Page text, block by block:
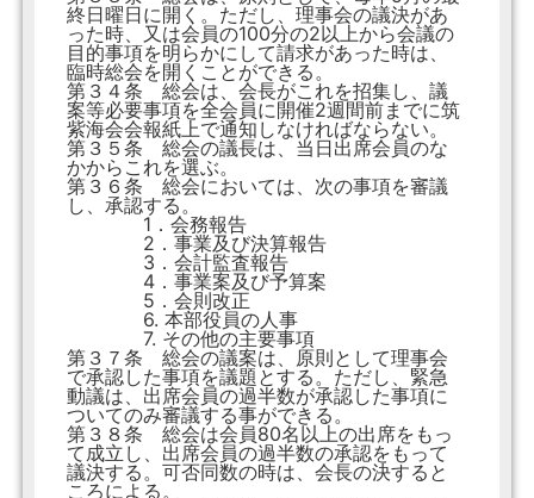
終日曜日に開く。ただし、理事会の議決があ
った時、又は会員の100分の2以上から会議の
目的事項を明らかにして請求があった時は、
臨時総会を開くことができる。
第３４条 総会は、会長がこれを招集し、議
案等必要事項を全会員に開催2週間前までに筑
紫海会会報紙上で通知しなければならない。
第３５条 総会の議長は、当日出席会員のな
かからこれを選ぶ。
第３６条 総会においては、次の事項を審議
し、承認する。
1．会務報告
2．事業及び決算報告
3．会計監査報告
4．事業案及び予算案
5．会則改正
6. 本部役員の人事
7. その他の主要事項
第３７条 総会の議案は、原則として理事会
で承認した事項を議題とする。ただし、緊急
動議は、出席会員の過半数が承認した事項に
ついてのみ審議する事ができる。
第３８条 総会は会員80名以上の出席をもっ
て成立し、出席会員の過半数の承認をもって
議決する。可否同数の時は、会長の決すると
ころによる。